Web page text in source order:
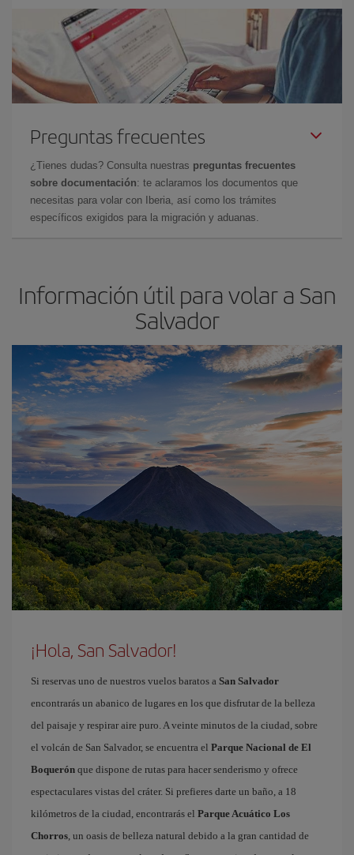
Preguntas frecuentes
¿Tienes dudas? Consulta nuestras preguntas frecuentes
sobre documentación: te aclaramos los documentos que
necesitas para volar con Iberia, así como los trámites
específicos exigidos para la migración y aduanas.
Información útil para volar a San
Salvador
¡Hola, San Salvador!
Si reservas uno de nuestros vuelos baratos a San Salvador
encontrarás un abanico de lugares en los que disfrutar de la belleza
del paisaje y respirar aire puro. A veinte minutos de la ciudad, sobre
el volcán de San Salvador, se encuentra el Parque Nacional de El
Boquerón que dispone de rutas para hacer senderismo y ofrece
espectaculares vistas del cráter. Si prefieres darte un baño, a 18
kilómetros de la ciudad, encontrarás el Parque Acuático Los
Chorros, un oasis de belleza natural debido a la gran cantidad de